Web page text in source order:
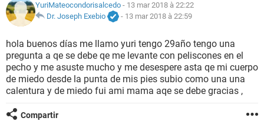
NUTRICIÓN
BIENESTAR
SEXUALIDAD
GLOSARIO
YuriMateocondorisalcedo - 13 mar 2018 à 22:22
Dr. Joseph Exebio
- 13 mar 2018 à 22:59
hola buenos días me llamo yuri tengo 29año tengo una
pregunta a qe se debe qe me levante con peliscones en el
pecho y me asuste mucho y me desespere asta qe mi cuerpo
de miedo desde la punta de mis pies subio como una una
calentura y de miedo fui ami mama aqe se debe gracias ,
Compartir